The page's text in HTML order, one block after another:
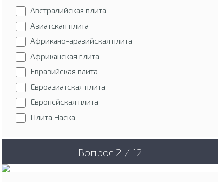
Австралийская плита
Азиатская плита
Африкано-аравийская плита
Африканская плита
Евразийская плита
Евроазиатская плита
Европейская плита
Плита Наска
Вопрос 2 / 12